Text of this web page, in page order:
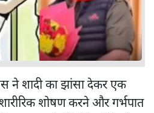
ने शादी का झांसा देकर एक
शोषण करने और गर्भपात